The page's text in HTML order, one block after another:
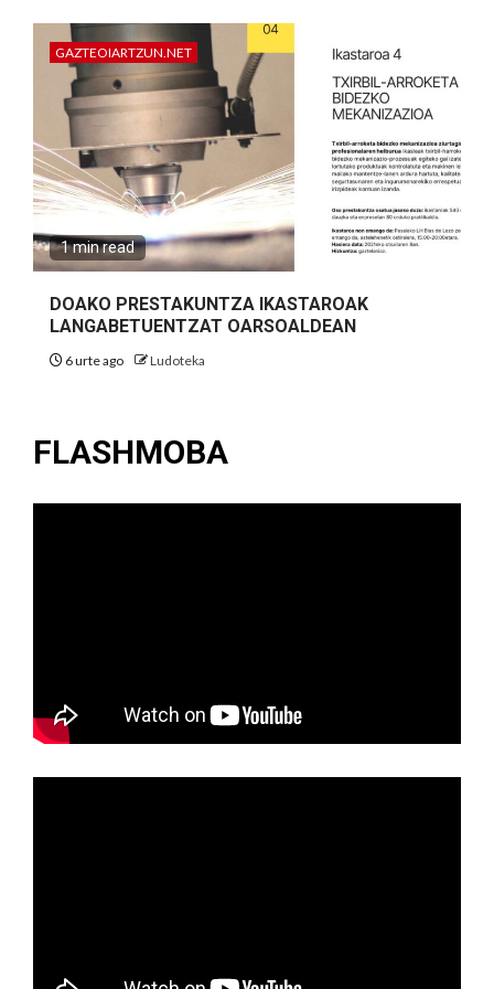
GAZTEOIARTZUN.NET
1 min read
DOAKO PRESTAKUNTZA IKASTAROAK
LANGABETUENTZAT OARSOALDEAN
6 urte ago Ludoteka
FLASHMOBA